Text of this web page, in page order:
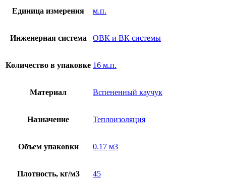
Единица измерения м.п.
Инженерная система ОВК и ВК системы
Количество в упаковке 16 м.п.
Материал Вспененный каучук
Назначение Теплоизоляция
Объем упаковки 0.17 м3
Плотность, кг/м3 45